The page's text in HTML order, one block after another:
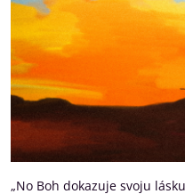
„No Boh dokazuje svoju